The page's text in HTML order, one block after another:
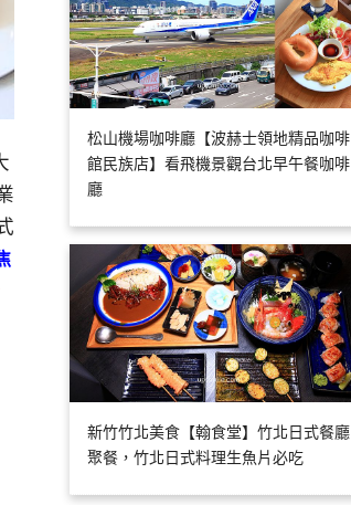
松山機場咖啡廳【波赫士領地精品咖啡
館民族店】看飛機景觀台北早午餐咖啡
廳
新竹竹北美食【翰食堂】竹北日式餐廳
聚餐，竹北日式料理生魚片必吃